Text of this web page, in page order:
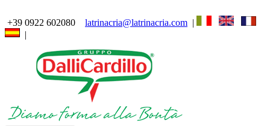
+39 0922 602080 latrinacria@latrinacria.com |
|